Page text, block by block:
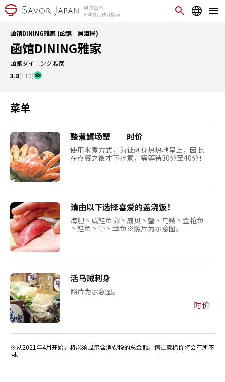
函馆DINING雅家 (函馆｜居酒屋)
函馆DINING雅家
函館ダイニング雅家
3.8(110)
菜单
整煮鳕场蟹 时价
使用水煮方式，为让刺身热热地呈上，因此
在点餐之後才下水煮，需等待30分至40分！
请由以下选择喜爱的盖浇饭！
海胆丶咸鲑鱼卵丶扇贝丶蟹丶乌贼丶金枪鱼
丶鲑鱼丶虾丶章鱼※照片为示意图。
活乌贼刺身
照片为示意图。
时价
※从2021年4月开始，将必须显示含消费税的总金额。请注意标价将会有所不
同。